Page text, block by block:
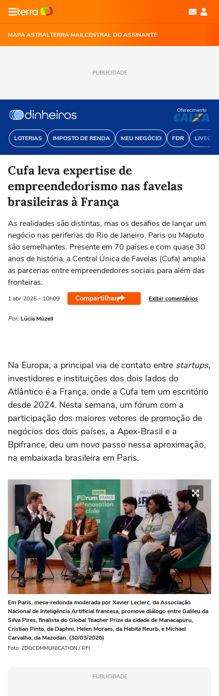
MAPA ASTRALTERRA MAILCENTRAL DO ASSINANTE
PUBLICIDADE
LOTERIAS IMPOSTO DE RENDA MEU NEGÓCIO FDR
Oferecimento
Cufa leva expertise de
empreendedorismo nas favelas
brasileiras à França
As realidades são distintas, mas os desafios de lançar um
negócio nas periferias do Rio de Janeiro, Paris ou Maputo
são semelhantes. Presente em 70 países e com quase 30
anos de história, a Central Única de Favelas (Cufa) amplia
as parcerias entre empreendedores sociais para além das
fronteiras.
1 abr 2026 - 10h09 Compartilhar Exibir comentários
Por: Lúcia Müzell
Na Europa, a principal via de contato entre startups,
investidores e instituições dos dois lados do
Atlântico é a França, onde a Cufa tem um escritório
desde 2024. Nesta semana, um fórum com a
participação dos maiores vetores de promoção de
negócios dos dois países, a Apex-Brasil e a
Bpifrance, deu um novo passo nessa aproximação,
na embaixada brasileira em Paris.
Em Paris, mesa-redonda moderada por Xavier Leclerc, da Associação
Nacional de Inteligência Artificial francesa, promove diálogo entre Galileu da
Silva Pires, finalista do Global Teacher Prize da cidade de Manacapuru,
Cristian Pinto, da Daphni, Helen Moraes, da Habita Reurb, e Michael
Carvalho, da Mazodan. (30/03/2026)
Foto: ZDGCOMMUNICATION / RFI
PUBLICIDADE